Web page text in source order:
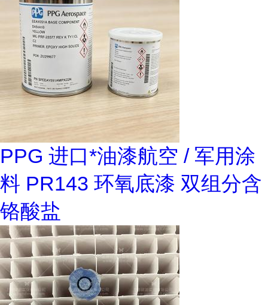
PPG 进口*油漆航空 / 军用涂
料 PR143 环氧底漆 双组分含
铬酸盐